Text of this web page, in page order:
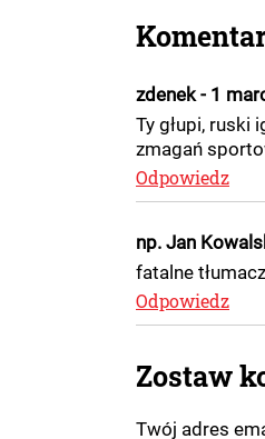
zdenek - 1
Ty głupi, ruski
zmagań
Odpowiedz
np. Jan
fatalne
Odpowiedz
Zostaw
Twój adres